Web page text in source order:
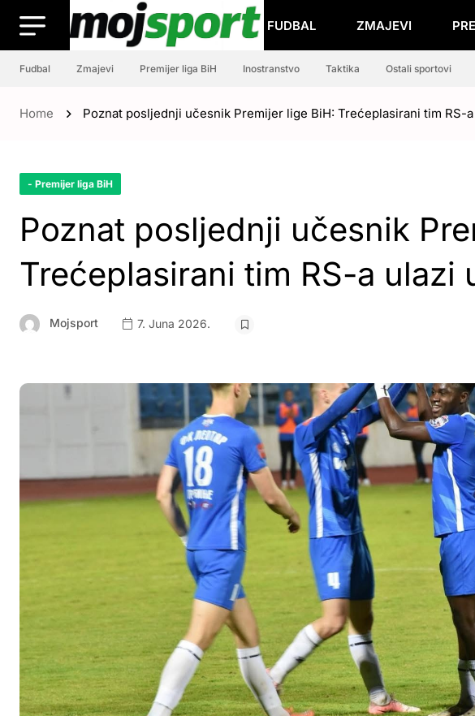
FUDBAL ZMAJEVI
Fudbal Zmajevi Premijer liga BiH Inostranstvo Taktika Ostali sportovi
Home Poznat posljednji učesnik Premijer lige BiH: Trećeplasirani tim RS-
- Premijer liga BiH
Poznat posljednji učesnik
Trećeplasirani tim RS-a ulazi
Mojsport 7. Juna 2026.